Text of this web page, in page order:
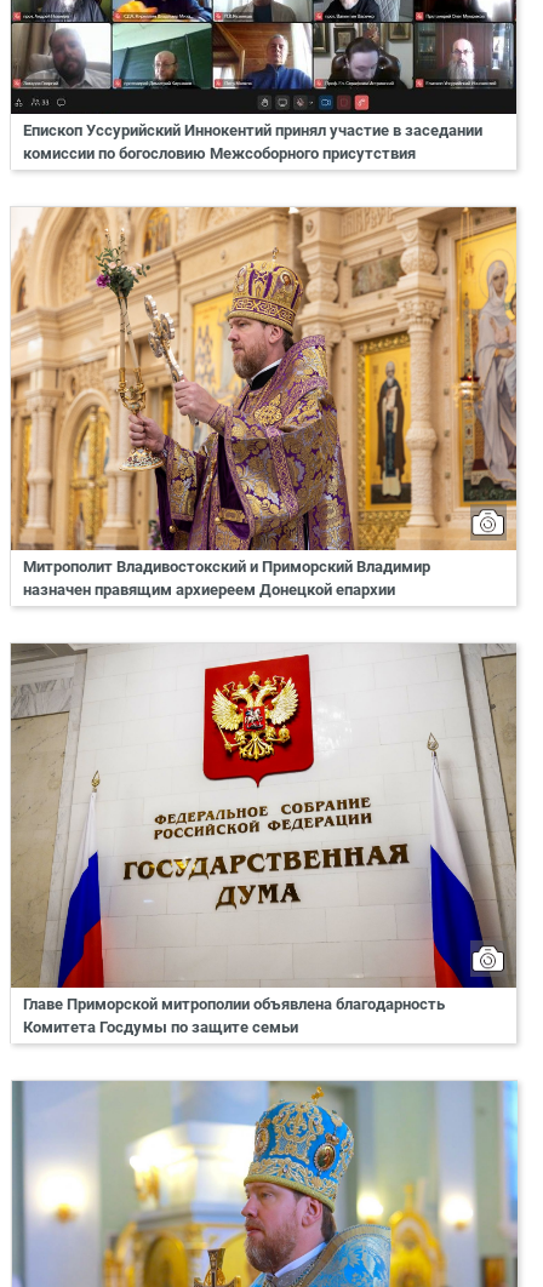
Епископ Уссурийский Иннокентий принял участие в заседании
комиссии по богословию Межсоборного присутствия
Митрополит Владивостокский и Приморский Владимир
назначен правящим архиереем Донецкой епархии
Главе Приморской митрополии объявлена благодарность
Комитета Госдумы по защите семьи